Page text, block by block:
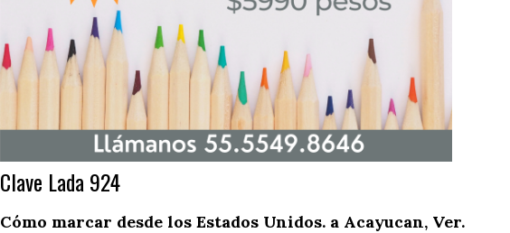
Clave Lada 924
Cómo marcar desde los Estados Unidos. a Acayucan, Ver.